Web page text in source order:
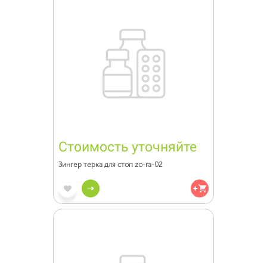
Стоимость уточняйте
Зингер терка для стоп zo-ra-02